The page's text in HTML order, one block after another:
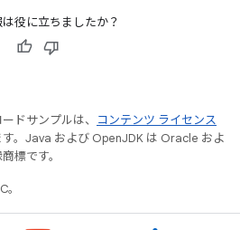
役に立ちましたか？
ドサンプルは、
コンテンツ ライセンス
。Java および OpenJDK は Oracle およ
標です。